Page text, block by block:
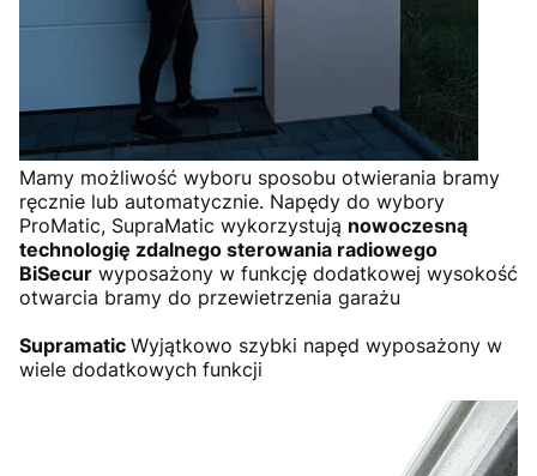
Mamy możliwość wyboru sposobu otwierania bramy
ręcznie lub automatycznie. Napędy do wybory
ProMatic, SupraMatic wykorzystują nowoczesną
technologię zdalnego sterowania radiowego
BiSecur wyposażony w funkcję dodatkowej wysokość
otwarcia bramy do przewietrzenia garażu
Supramatic Wyjątkowo szybki napęd wyposażony w
wiele dodatkowych funkcji